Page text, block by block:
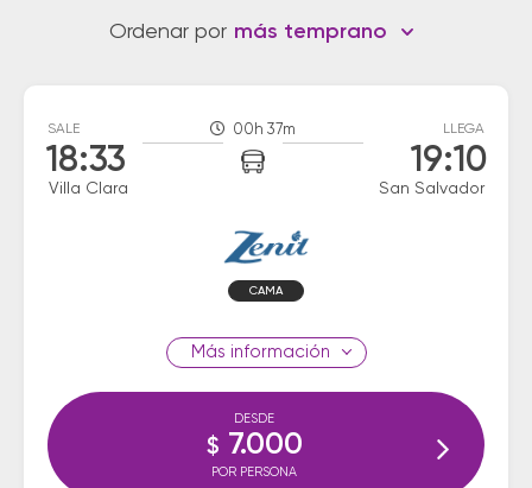
Ordenar por más temprano
SALE
18:33
Villa Clara
00h 37m LLEGA
19:10
San Salvador
CAMA
información
DESDE
$ 7.000
POR PERSONA